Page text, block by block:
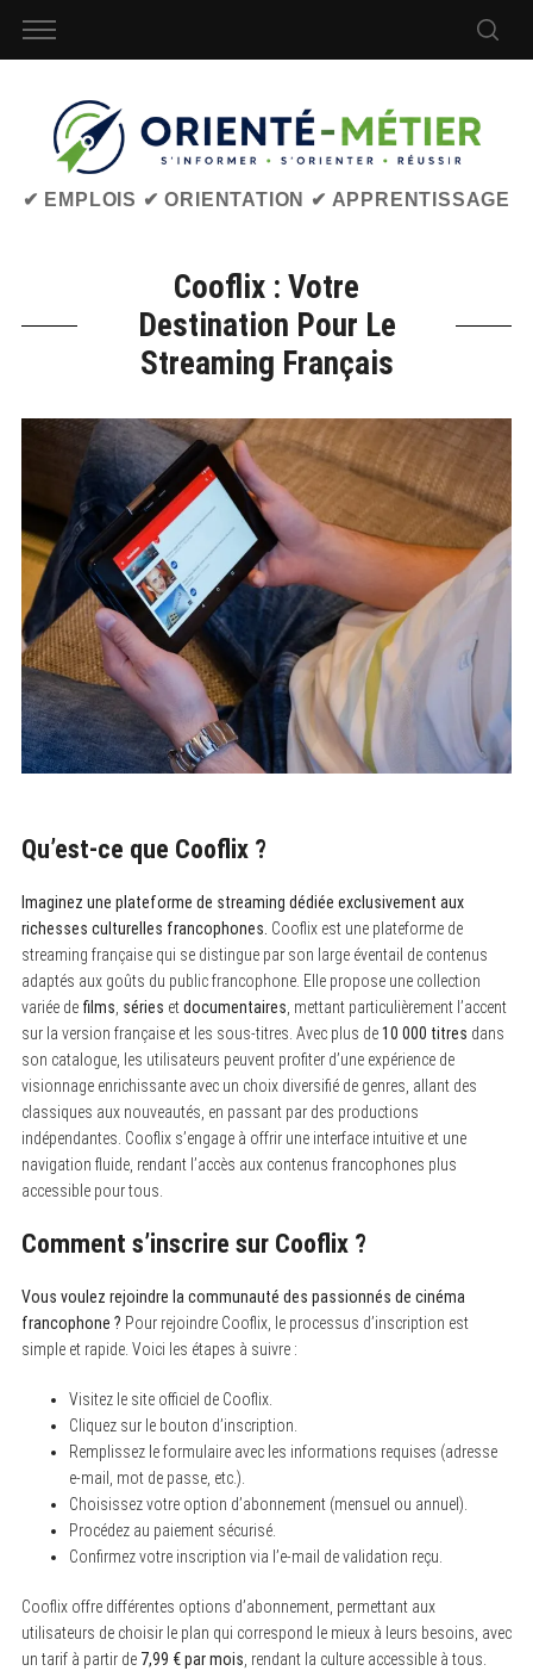
✔ EMPLOIS ✔ ORIENTATION ✔ APPRENTISSAGE
Cooflix : Votre
Destination Pour Le
Streaming Français
Qu’est-ce que Cooflix ?
Imaginez une plateforme de streaming dédiée exclusivement aux
richesses culturelles francophones. Cooflix est une plateforme de
streaming française qui se distingue par son large éventail de contenus
adaptés aux goûts du public francophone. Elle propose une collection
variée de films séries etdocumentaires , mettant particulièrement l’accent
sur la version française et les sous-titres. Avec plus de10 000 titres dans
son catalogue, les utilisateurs peuvent profiter d’une expérience de
visionnage enrichissante avec un choix diversifié de genres, allant des
classiques aux nouveautés, en passant par des productions
indépendantes. Cooflix s’engage à offrir une interface intuitive et une
navigation fluide, rendant l’accès aux contenus francophones plus
accessible pour tous.
Comment s’inscrire sur Cooflix ?
Vous voulez rejoindre la communauté des passionnés de cinéma
francophone ? Pour rejoindre Cooflix, le processus d’inscription est
simple et rapide. Voici les étapes à suivre :
Visitez le site officiel de Cooflix.
Cliquez sur le bouton d’inscription.
Remplissez le formulaire avec les informations requises (adresse
e-mail, mot de passe, etc.).
Choisissez votre option d’abonnement (mensuel ou annuel).
Procédez au paiement sécurisé.
Confirmez votre inscription via l’e-mail de validation reçu.
Cooflix offre différentes options d’abonnement, permettant aux
utilisateurs de choisir le plan qui correspond le mieux à leurs besoins, avec
un tarif à partir de 7,99 € par mois , rendant la culture accessible à tous.